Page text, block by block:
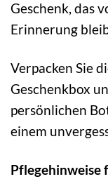
Geschenk, das
Erinnerung
Verpacken Sie
Geschenkbox
persönlichen
einem
Pflegehinweise